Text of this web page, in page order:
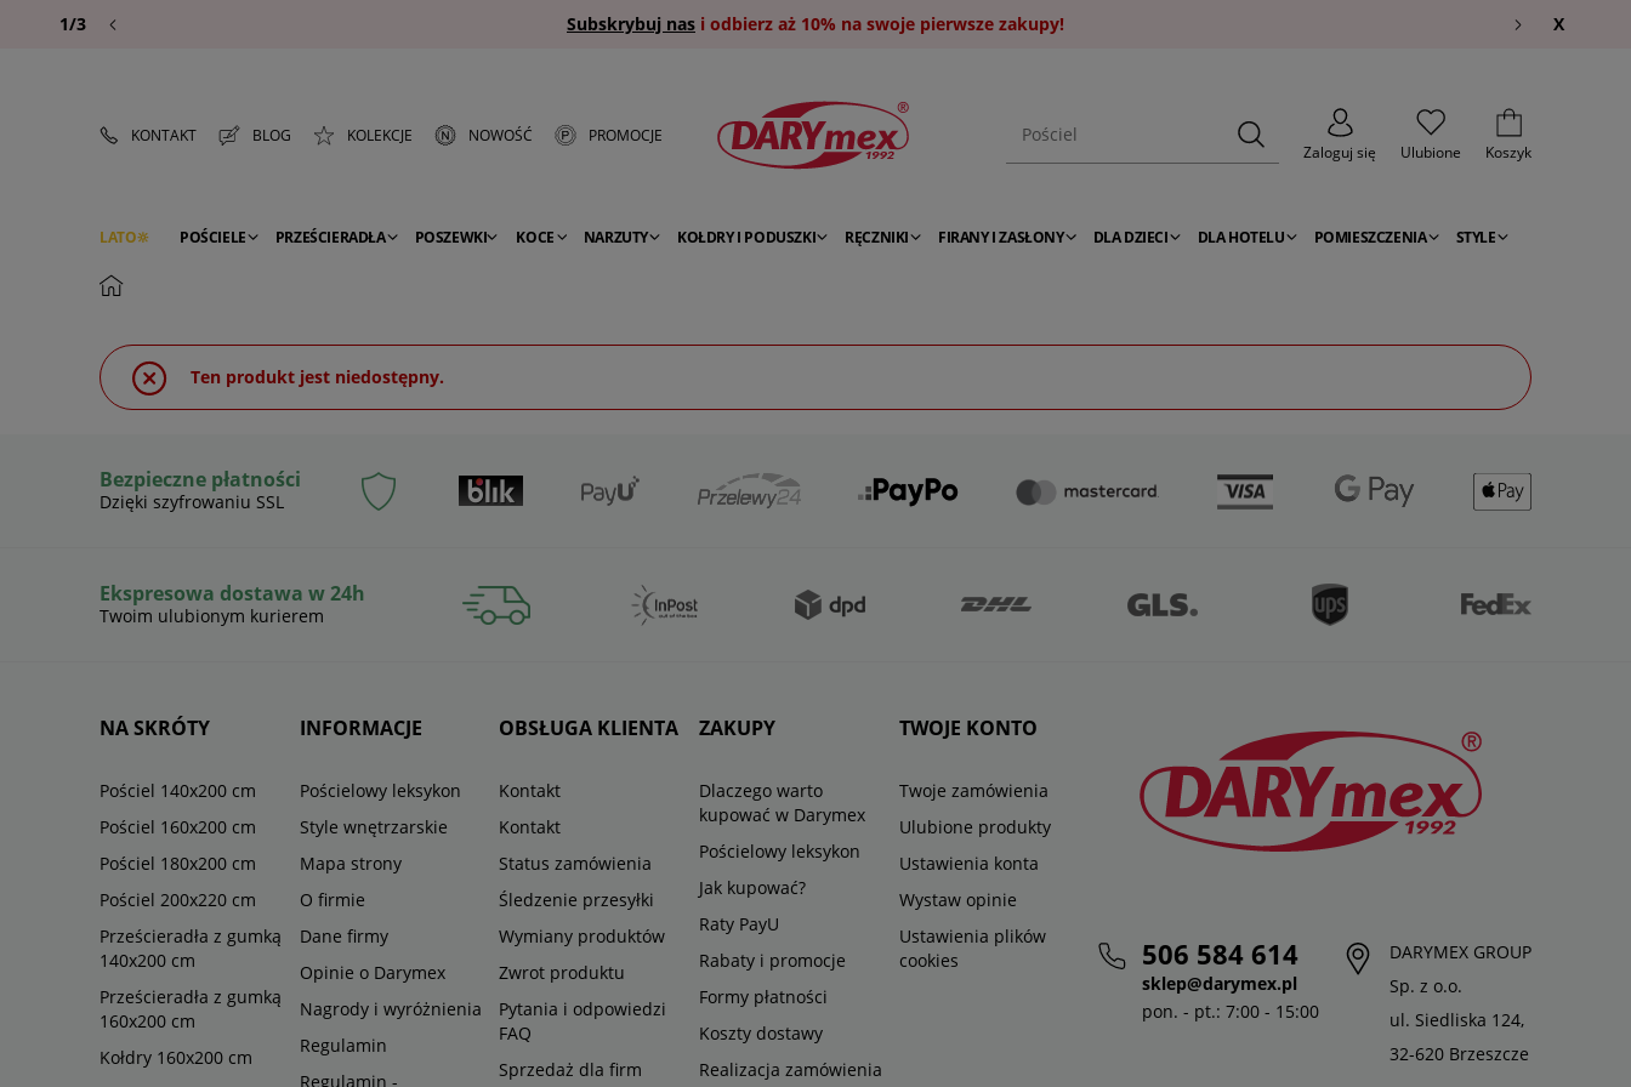
Subskrybuj nas i odbierz aż 10% na swoje pierwsze zakupy!
1/3 X
KONTAKT BLOG KOLEKCJE NOWOŚĆ
PROMOCJE
Zaloguj się
Ulubione Koszyk
LATO POŚCIELE PRZEŚCIERADŁA POSZEWKI KOCE NARZUTY KOŁDRY I PODUSZKI RĘCZNIKI FIRANY I ZASŁONY DLA DZIECI DLA HOTELU POMIESZCZENIA STYLE
PREMIUM
Ten produkt jest niedostępny.
Bezpieczne płatności
Dzięki szyfrowaniu SSL
Ekspresowa dostawa w 24h
Twoim ulubionym kurierem
NA SKRÓTY
Pościel 140x200 cm
Pościel 160x200 cm
Pościel 180x200 cm
Pościel 200x220 cm
Prześcieradła z gumką
140x200 cm
Prześcieradła z gumką
160x200 cm
Kołdry 160x200 cm
INFORMACJE
Pościelowy leksykon
Style wnętrzarskie
Mapa strony
O firmie
Dane firmy
Opinie o Darymex
Nagrody i wyróżnienia
Regulamin
Regulamin -
OBSŁUGA KLIENTA
Kontakt
Kontakt
Status zamówienia
Śledzenie przesyłki
Wymiany produktów
Zwrot produktu
Pytania i odpowiedzi
FAQ
Sprzedaż dla firm
ZAKUPY
Dlaczego warto
kupować w Darymex
Pościelowy leksykon
Jak kupować?
Raty PayU
Rabaty i promocje
Formy płatności
Koszty dostawy
Realizacja zamówienia
TWOJE KONTO
Twoje zamówienia
Ulubione produkty
Ustawienia konta
Wystaw opinie
Ustawienia plików
cookies
506 584 614
sklep@darymex.pl
pon. - pt.: 7:00 - 15:00
DARYMEX GROUP
Sp. z o.o.
ul. Siedliska 124,
32-620 Brzeszcze